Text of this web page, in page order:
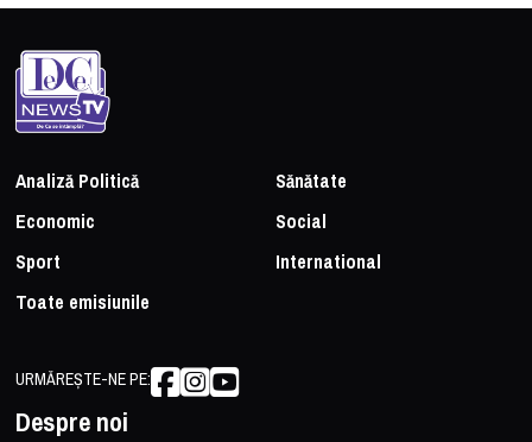
Analiză Politică
Sănătate
Economic
Social
Sport
International
Toate emisiunile
URMĂREȘTE-NE PE:
Despre noi